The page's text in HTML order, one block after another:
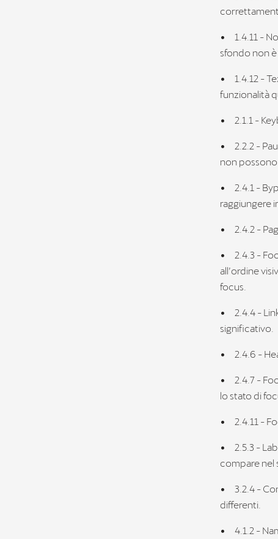
• 1.4.11 -
sfondo non
• 1.4.12 -
funzionalità
• 2.1.1 -
• 2.2.2 -
non possono
• 2.4.1 -
raggiungere
• 2.4.2 -
• 2.4.3 -
all’ordine
focus.
• 2.4.4 -
significativo.
• 2.4.6 -
• 2.4.7 -
lo stato di
• 2.4.11 -
• 2.5.3 -
compare nel
• 3.2.4 -
differenti.
• 4.1.2 -